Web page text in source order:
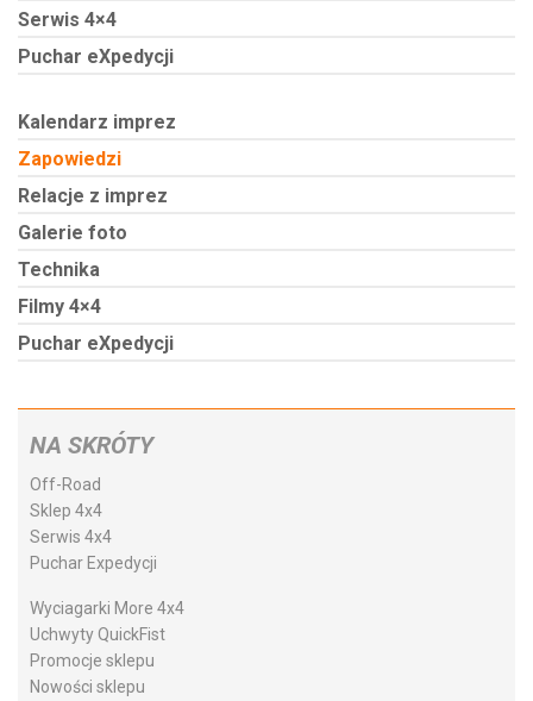
Serwis 4×4
Puchar eXpedycji
Kalendarz imprez
Zapowiedzi
Relacje z imprez
Galerie foto
Technika
Filmy 4×4
Puchar eXpedycji
NA SKRÓTY
Off-Road
Sklep 4x4
Serwis 4x4
Puchar Expedycji
Wyciagarki More 4x4
Uchwyty QuickFist
Promocje sklepu
Nowości sklepu